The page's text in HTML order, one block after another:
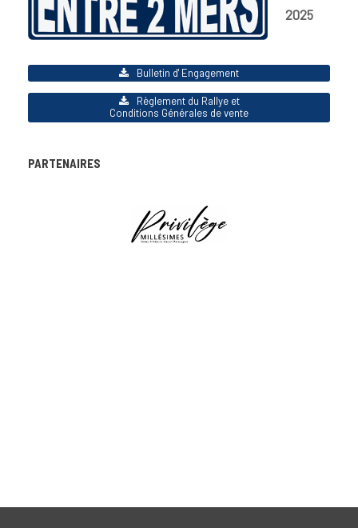
2025
Bulletin d' Engagement
Règlement du Rallye et
Conditions Générales de vente
PARTENAIRES